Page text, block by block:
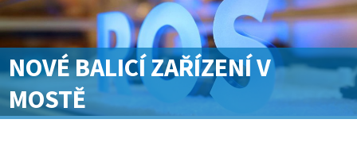
NOVÉ BALICÍ ZAŘÍZENÍ V
MOSTĚ